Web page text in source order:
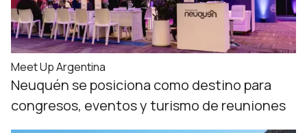
Meet Up Argentina
Neuquén se posiciona como destino para
congresos, eventos y turismo de reuniones